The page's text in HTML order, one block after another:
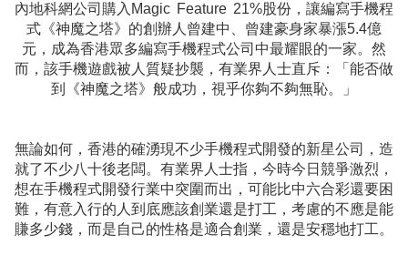
內地科網公司購入Magic Feature 21%股份，讓編寫手機程
式《神魔之塔》的創辦人曾建中、曾建豪身家暴漲5.4億
元，成為香港眾多編寫手機程式公司中最耀眼的一家。然
而，該手機遊戲被人質疑抄襲，有業界人士直斥：「能否做
到《神魔之塔》般成功，視乎你夠不夠無恥。」
無論如何，香港的確湧現不少手機程式開發的新星公司，造
就了不少八十後老闆。有業界人士指，今時今日競爭激烈，
想在手機程式開發行業中突圍而出，可能比中六合彩還要困
難，有意入行的人到底應該創業還是打工，考慮的不應是能
賺多少錢，而是自己的性格是適合創業，還是安穩地打工。